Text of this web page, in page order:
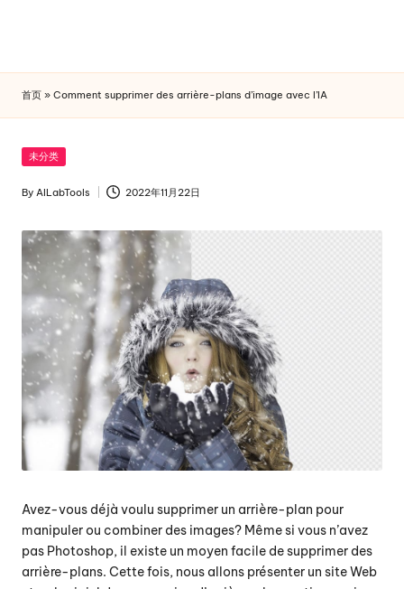
content
首页 » Comment supprimer des arrière-plans d’image avec l’IA
Posted
未分类
Posted
By AILabTools 2022年11月22日
Avez-vous déjà voulu supprimer un arrière-plan pour
manipuler ou combiner des images? Même si vous n’avez
pas Photoshop, il existe un moyen facile de supprimer des
arrière-plans. Cette fois, nous allons présenter un site Web